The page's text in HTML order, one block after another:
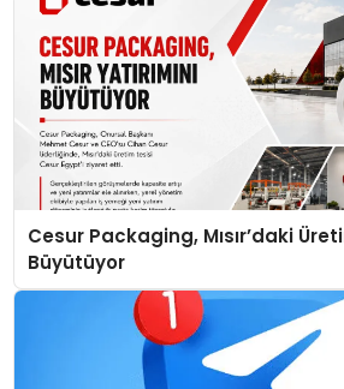
Cesur Packaging, Mısır’daki
Büyütüyor